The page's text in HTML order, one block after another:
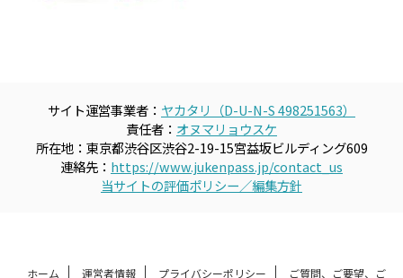
サイト運営事業者： ヤカタリ（D-U-N-S 498251563）
責任者： オヌマリョウスケ
所在地：東京都渋谷区渋谷2-19-15宮益坂ビルディング609
連絡先： https://www.jukenpass.jp/contact_us
当サイトの評価ポリシー／編集方針
ホーム 運営者情報 プライバシーポリシー ご質問、ご要望、ご